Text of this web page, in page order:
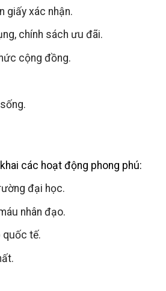
giấy xác nhận.
chính sách ưu đãi.
cộng đồng.
các hoạt động phong phú:
đại học.
nhân đạo.
quốc tế.